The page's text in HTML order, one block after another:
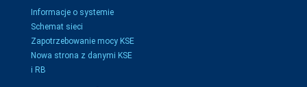
Informacje o systemie
Schemat sieci
Zapotrzebowanie mocy KSE
Nowa strona z danymi KSE
i RB